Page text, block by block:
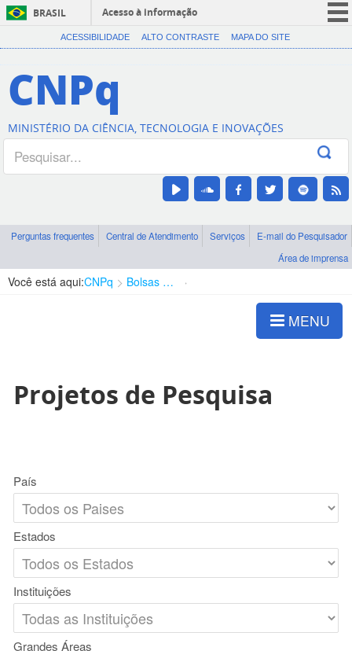
BRASIL
Acesso à informação
CORONAVÍRUS (COVID-19)
Canais
ACESSIBILIDADE ALTO CONTRASTE MAPA DO SITE
CNPq
MINISTÉRIO DA CIÊNCIA, TECNOLOGIA E INOVAÇÕES
Perguntas frequentes Central de Atendimento Serviços
E-mail do Pesquisador
Área de imprensa
Você está aqui:CNPq Bolsas e Auxílios Vigentes
MENU
Projetos de Pesquisa
País
Estados
Instituições
Grandes Áreas